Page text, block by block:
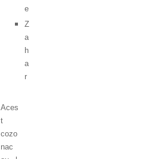
e
Z
a
h
a
r
Aces
t
cozo
nac